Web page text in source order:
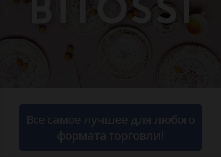
Все самое лучшее для любого
формата торговли!